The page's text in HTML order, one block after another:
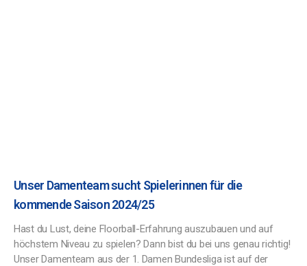
Unser Damenteam sucht Spielerinnen für die
kommende Saison 2024/25
Hast du Lust, deine Floorball-Erfahrung auszubauen und auf
höchstem Niveau zu spielen? Dann bist du bei uns genau richtig!
Unser Damenteam aus der 1. Damen Bundesliga ist auf der